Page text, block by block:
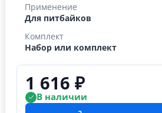
Применение
Для питбайков
Комплект
Набор или комплект
1 616 ₽
В наличии